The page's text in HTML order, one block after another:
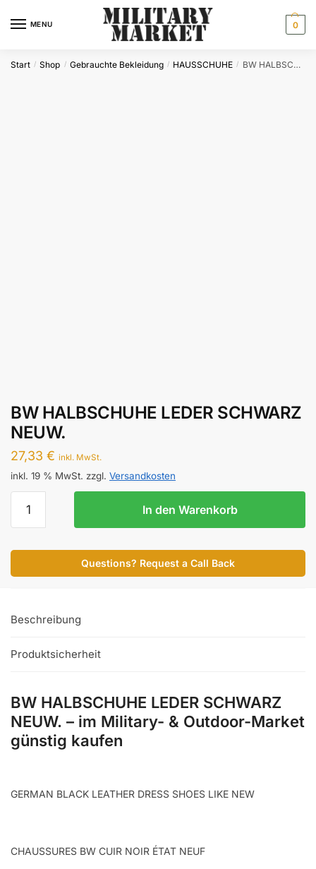
MENU 0
Start / Shop / Gebrauchte Bekleidung / HAUSSCHUHE / BW HALBSCHUHE LEDER SCHWARZ NEUW.
BW HALBSCHUHE LEDER SCHWARZ
NEUW.
27,33 € inkl. MwSt.
inkl. 19 % MwSt. zzgl. Versandkosten
HALBSCHUHE
SCHWARZ
In den Warenkorb
Questions? Request a Call Back
Beschreibung
Produktsicherheit
BW HALBSCHUHE LEDER SCHWARZ
NEUW. – im Military- & Outdoor-Market
günstig kaufen
GERMAN BLACK LEATHER DRESS SHOES LIKE NEW
CHAUSSURES BW CUIR NOIR ÉTAT NEUF